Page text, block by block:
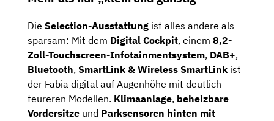
Die Selection-Ausstattung ist alles andere als
sparsam: Mit dem Digital Cockpit, einem 8,2-
Zoll-Touchscreen-Infotainmentsystem, DAB+,
Bluetooth, SmartLink & Wireless SmartLink ist
der Fabia digital auf Augenhöhe mit deutlich
teureren Modellen. Klimaanlage, beheizbare
Vordersitze und Parksensoren hinten mit